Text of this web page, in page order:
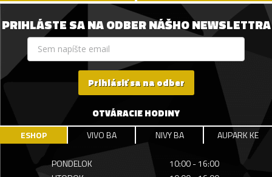
PRIHLÁSTE SA NA ODBER NÁŠHO NEWSLETTRA
Prihlásiť sa na odber
OTVÁRACIE HODINY
ESHOP VIVO BA NIVY BA AUPARK KE
PONDELOK
10:00 - 16:00